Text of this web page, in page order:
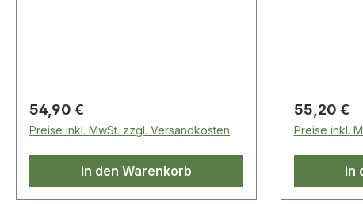
Regulärer Preis:
54,90 €
Preise inkl. MwSt. zzgl. Versandkosten
In den Warenkorb
Regulärer
55,20 €
Preise inkl.
In